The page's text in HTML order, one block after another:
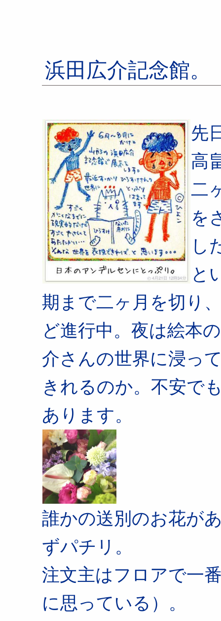
浜田広介記念館。
先
高
二
を
し
と
期まで二ヶ月を切り
ど進行中。夜は絵本
介さんの世界に浸っ
きれるのか。不安で
あります。
誰かの送別のお花が
ずパチリ。
注文主はフロアで一
に思っている）。